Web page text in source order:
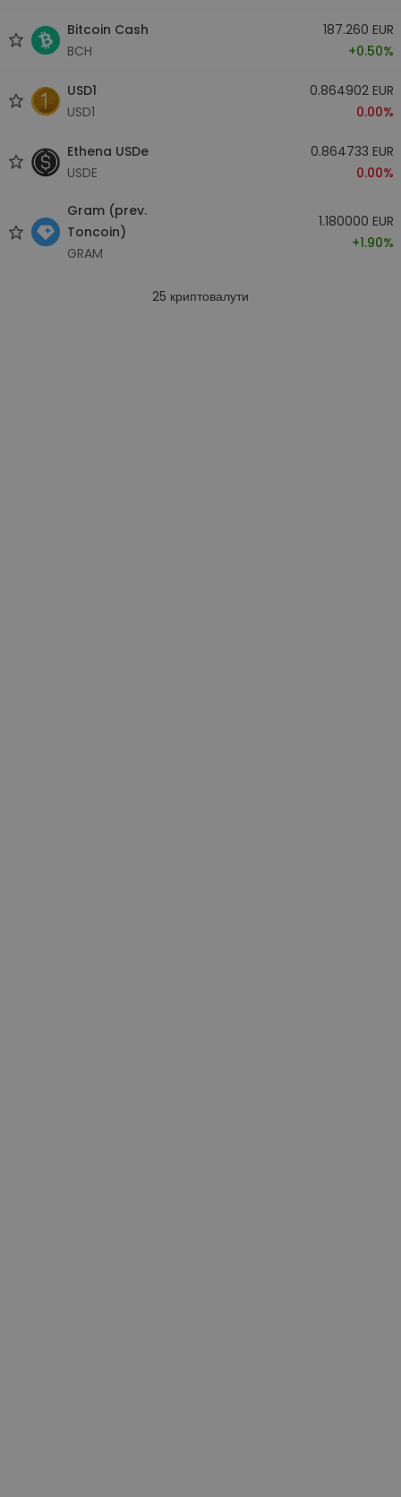
Bitcoin Cash
BCH
187.260 EUR
+0.50%
USD1
USD1
0.864902 EUR
0.00%
Ethena USDe
USDE
0.864733 EUR
0.00%
Gram (prev.
Toncoin)
GRAM
1.180000 EUR
+1.90%
25 криптовалути